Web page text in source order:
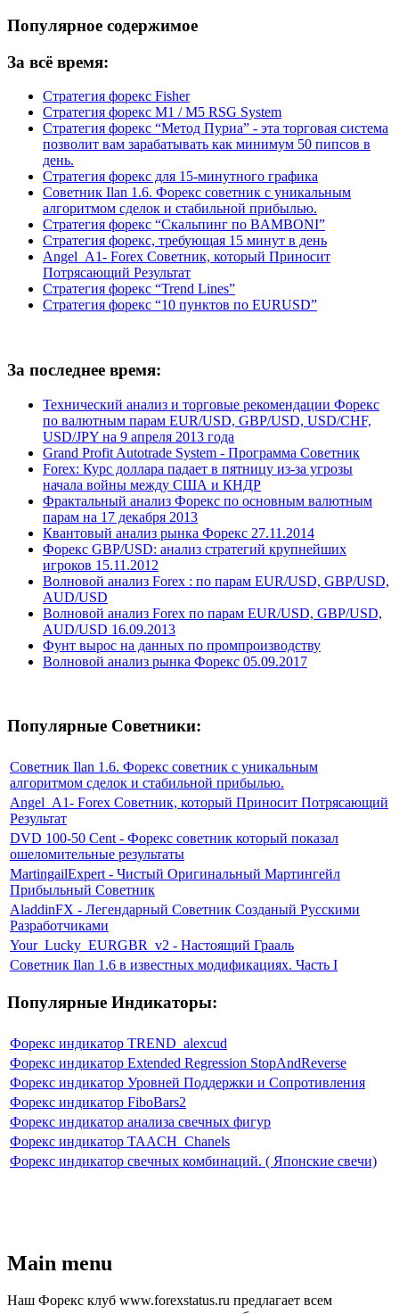
Популярное содержимое
За всё время:
Стратегия форекс Fisher
Стратегия форекс M1 / M5 RSG System
Стратегия форекс “Метод Пуриа” - эта торговая система
позволит вам зарабатывать как минимум 50 пипсов в
день.
Стратегия форекс для 15-минутного графика
Советник Ilan 1.6. Форекс советник с уникальным
алгоритмом сделок и стабильной прибылью.
Стратегия форекс “Скальпинг по BAMBONI”
Стратегия форекс, требующая 15 минут в день
Angel_A1- Forex Советник, который Приносит
Потрясающий Результат
Стратегия форекс “Trend Lines”
Стратегия форекс “10 пунктов по EURUSD”
За последнее время:
Технический анализ и торговые рекомендации Форекс
по валютным парам EUR/USD, GBP/USD, USD/CHF,
USD/JPY на 9 апреля 2013 года
Grand Profit Autotrade System - Программа Советник
Forex: Курс доллара падает в пятницу из-за угрозы
начала войны между США и КНДР
Фрактальный анализ Форекс по основным валютным
парам на 17 декабря 2013
Квантовый анализ рынка Форекс 27.11.2014
Форекс GBP/USD: анализ стратегий крупнейших
игроков 15.11.2012
Волновой анализ Forex : по парам EUR/USD, GBP/USD,
AUD/USD
Волновой анализ Forex по парам EUR/USD, GBP/USD,
AUD/USD 16.09.2013
Фунт вырос на данных по промпроизводству
Волновой анализ рынка Форекс 05.09.2017
Популярные Советники:
Советник Ilan 1.6. Форекс советник с уникальным
алгоритмом сделок и стабильной прибылью.
Angel_A1- Forex Советник, который Приносит Потрясающий
Результат
DVD 100-50 Cent - Форекс советник который показал
ошеломительные результаты
MartingailExpert - Чистый Оригинальный Мартингейл
Прибыльный Советник
AladdinFX - Легендарный Советник Созданый Русскими
Разработчиками
Your_Lucky_EURGBR_v2 - Настоящий Грааль
Советник Ilan 1.6 в известных модификациях. Часть I
Популярные Индикаторы:
Форекс индикатор TREND_alexcud
Форекс индикатор Extended Regression StopAndReverse
Форекс индикатор Уровней Поддержки и Сопротивления
Форекс индикатор FiboBars2
Форекс индикатор анализа свечных фигур
Форекс индикатор TAACH_Chanels
Форекс индикатор свечных комбинаций. ( Японские свечи)
Main menu
Наш Форекс клуб www.forexstatus.ru предлагает всем